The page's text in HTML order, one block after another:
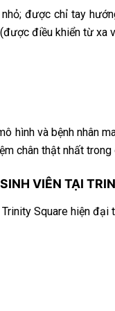
được chỉ tay
điều khiển từ
hình và bệnh nhân
chân thật nhất trong
VIÊN TẠI
Square hiện